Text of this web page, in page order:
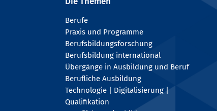
Berufe
Praxis und Programme
Berufsbildungsforschung
Berufsbildung international
Übergänge in Ausbildung und Beruf
Berufliche Ausbildung
Technologie | Digitalisierung |
Qualifikation